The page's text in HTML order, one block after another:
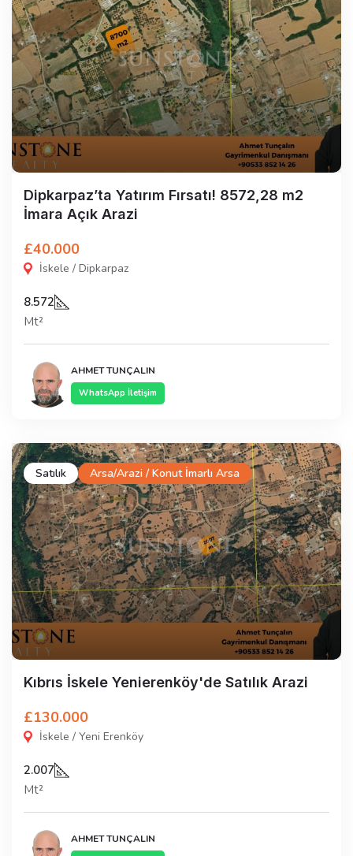
Dipkarpaz’ta Yatırım Fırsatı! 8572,28 m2
İmara Açık Arazi
£40.000
İskele / Dipkarpaz
8.572
Mt²
AHMET TUNÇALIN
WhatsApp İletişim
Satılık Arsa/Arazi / Konut İmarlı Arsa
Kıbrıs İskele Yenierenköy'de Satılık Arazi
£130.000
İskele / Yeni Erenköy
2.007
Mt²
AHMET TUNÇALIN